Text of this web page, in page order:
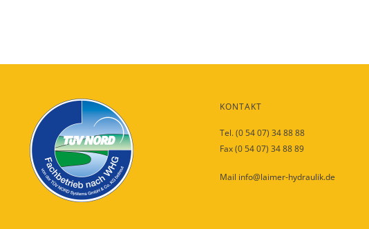
KONTAKT
Tel. (0 54 07) 34 88 88
Fax (0 54 07) 34 88 89
Mail info@laimer-hydraulik.de